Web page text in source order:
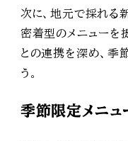
次に、地元で採れる
密着型のメニューを
との連携を深め、季
う。
季節限定メニュ